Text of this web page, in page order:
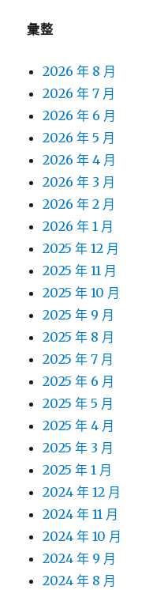
彙整
2026 年 8 月
2026 年 7 月
2026 年 6 月
2026 年 5 月
2026 年 4 月
2026 年 3 月
2026 年 2 月
2026 年 1 月
2025 年 12 月
2025 年 11 月
2025 年 10 月
2025 年 9 月
2025 年 8 月
2025 年 7 月
2025 年 6 月
2025 年 5 月
2025 年 4 月
2025 年 3 月
2025 年 1 月
2024 年 12 月
2024 年 11 月
2024 年 10 月
2024 年 9 月
2024 年 8 月